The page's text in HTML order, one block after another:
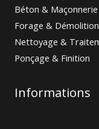
Béton & Maçonnerie
Forage & Démolition
Nettoyage &
Ponçage & Finition
Informations